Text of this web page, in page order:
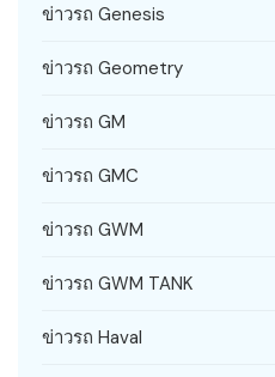
ข่าวรถ Genesis
ข่าวรถ Geometry
ข่าวรถ GM
ข่าวรถ GMC
ข่าวรถ GWM
ข่าวรถ GWM TANK
ข่าวรถ Haval